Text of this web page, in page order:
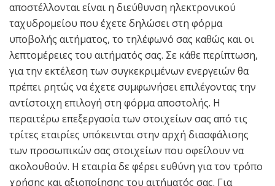
αποστέλλονται είναι η διεύθυνση ηλεκτρονικού
ταχυδρομείου που έχετε δηλώσει στη φόρμα
υποβολής αιτήματος, το τηλέφωνό σας καθώς και οι
λεπτομέρειες του αιτήματός σας. Σε κάθε περίπτωση,
για την εκτέλεση των συγκεκριμένων ενεργειών θα
πρέπει ρητώς να έχετε συμφωνήσει επιλέγοντας την
αντίστοιχη επιλογή στη φόρμα αποστολής. Η
περαιτέρω επεξεργασία των στοιχείων σας από τις
τρίτες εταιρίες υπόκεινται στην αρχή διασφάλισης
των προσωπικών σας στοιχείων που οφείλουν να
ακολουθούν. Η εταιρία δε φέρει ευθύνη για τον τρόπο
χρήσης και αξιοποίησης του αιτήματός σας. Για